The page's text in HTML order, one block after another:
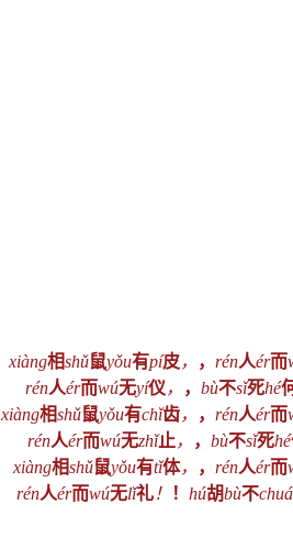
xiàng相shǔ鼠yǒu有pí皮， ， rén人ér而
rén人ér而wú无yí仪 ， ， bù不sǐ死hé
xiàng相shǔ鼠yǒu有chǐ齿， ， rén人ér而
rén人ér而wú无zhǐ止， ， bù不sǐ死hé
xiàng相shǔ鼠yǒu有tǐ体， ， rén人ér而
rén人ér而wú无lǐ礼！ ！ hú胡bù不